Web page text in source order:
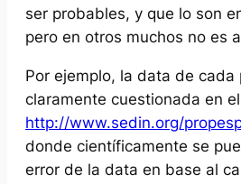
ser probables, y que lo son
pero en otros muchos no es
Por ejemplo, la data de cada
claramente cuestionada en
http://www.sedin.org/
donde científicamente se
error de la data en base al